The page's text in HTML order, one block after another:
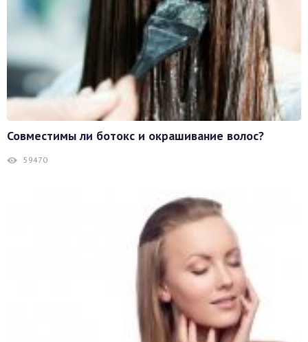
Совместимы ли ботокс и окрашивание волос?
59470